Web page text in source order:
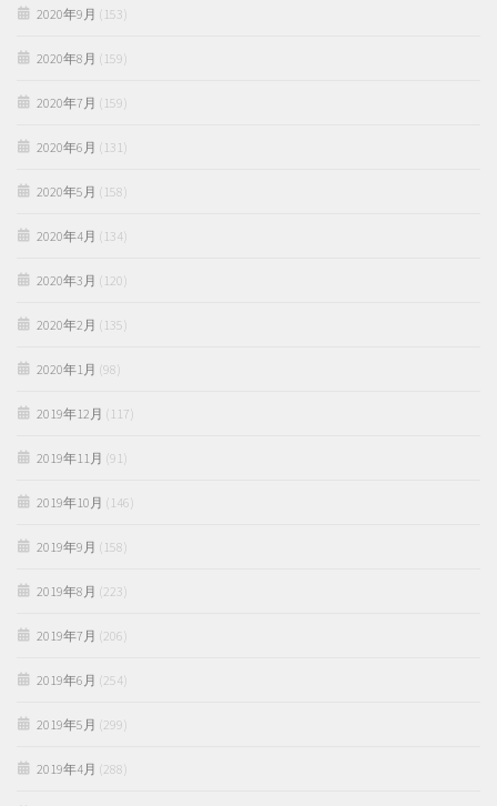
2020年9月 (153)
2020年8月 (159)
2020年7月 (159)
2020年6月 (131)
2020年5月 (158)
2020年4月 (134)
2020年3月 (120)
2020年2月 (135)
2020年1月 (98)
2019年12月 (117)
2019年11月 (91)
2019年10月 (146)
2019年9月 (158)
2019年8月 (223)
2019年7月 (206)
2019年6月 (254)
2019年5月 (299)
2019年4月 (288)